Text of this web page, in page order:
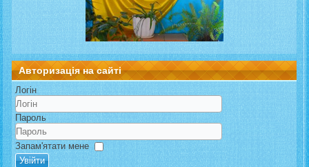
Авторизація на сайті
Логін
Пароль
Запам'ятати мене
Увійти